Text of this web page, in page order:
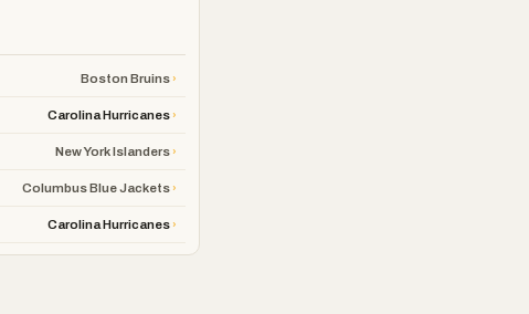
Boston Bruins›
Carolina Hurricanes›
New York Islanders›
Columbus Blue Jackets›
Carolina Hurricanes›